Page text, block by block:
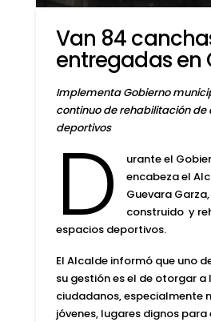
Van 84
entregadas en
Implementa Gobierno
continuo de rehabilitación de
deportivos
D
urante el
encabeza el
Guevara Garza
construido y
espacios deportivos.
El Alcalde informó que uno
su gestión es el de otorgar a
ciudadanos, especialmente
jóvenes, lugares dignos